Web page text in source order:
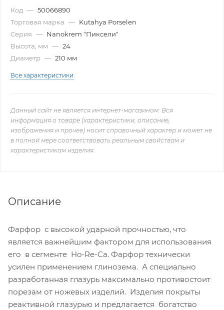
Код — 50066890
Торговая марка — Kutahya Porselen
Серия — Nanokrem "Пиксели"
Высота, мм — 24
Диаметр — 210 мм
Все характеристики
Данный сайт не является интернет-магазином. Вся
информация о товаре (характеристики, описание,
изображения и прочее) носит справочный характер и может не
в полной мере соответствовать реальным свойствам и
характеристикам изделия.
Описание
Фарфор с высокой ударной прочностью, что
является важнейшим фактором для использования
его в сегменте Ho-Re-Ca. Фарфор технически
усилен применением глинозема. А специально
разработанная глазурь максимально противостоит
порезам от ножевых изделий. Изделия покрыты
реактивной глазурью и предлагается богатство